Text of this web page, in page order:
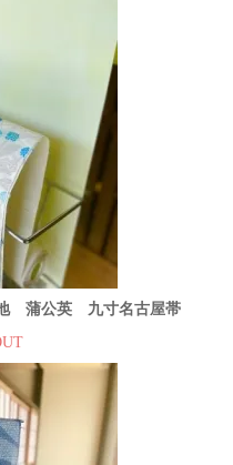
蒲公英 九寸名古屋帯